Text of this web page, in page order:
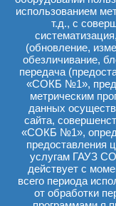
использованием
т.д., с
(обновление,
обезличивание,
передача
«СОКБ №1»,
метрическим
данных
сайта,
«СОКБ №1»,
предоставления
услугам ГАУЗ
действует с
всего периода
от обработки